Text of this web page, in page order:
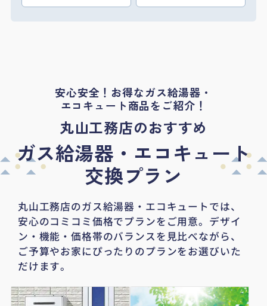
安心安全！お得なガス給湯器・
エコキュート商品をご紹介！
丸山工務店のおすすめ
ガス給湯器・エコキュート
交換プラン
丸山工務店のガス給湯器・エコキュートでは、
安心のコミコミ価格でプランをご用意。 デザイ
ン・機能・価格帯のバランスを見比べながら、
ご予算やお家にぴったりのプランをお選びいた
だけます。